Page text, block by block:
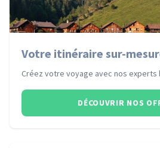
Votre itinéraire sur-
Créez votre voyage avec nos experts
DÉCOUVRIR NOS